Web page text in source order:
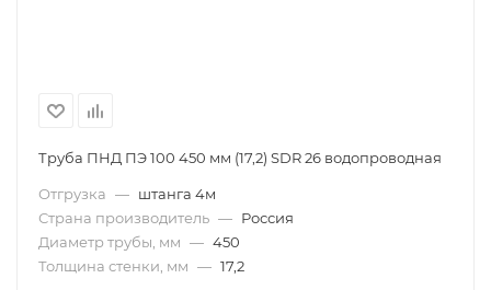
Труба ПНД ПЭ 100 450 мм (17,2) SDR 26 водопроводная
Отгрузка — штанга 4м
Страна производитель — Россия
Диаметр трубы, мм — 450
Толщина стенки, мм — 17,2